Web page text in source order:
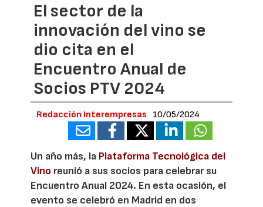
El sector de la
innovación del vino se
dio cita en el
Encuentro Anual de
Socios PTV 2024
Redacción Interempresas 10/05/2024
Un año más, la Plataforma Tecnológica del
Vino reunió a sus socios para celebrar su
Encuentro Anual 2024. En esta ocasión, el
evento se celebró en Madrid en dos